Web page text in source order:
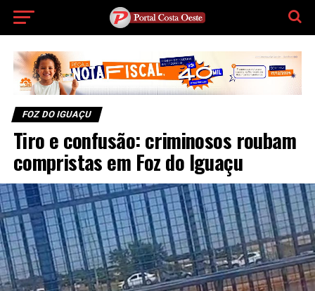
FOZ DO IGUAÇU
Tiro e confusão: criminosos roubam
compristas em Foz do Iguaçu